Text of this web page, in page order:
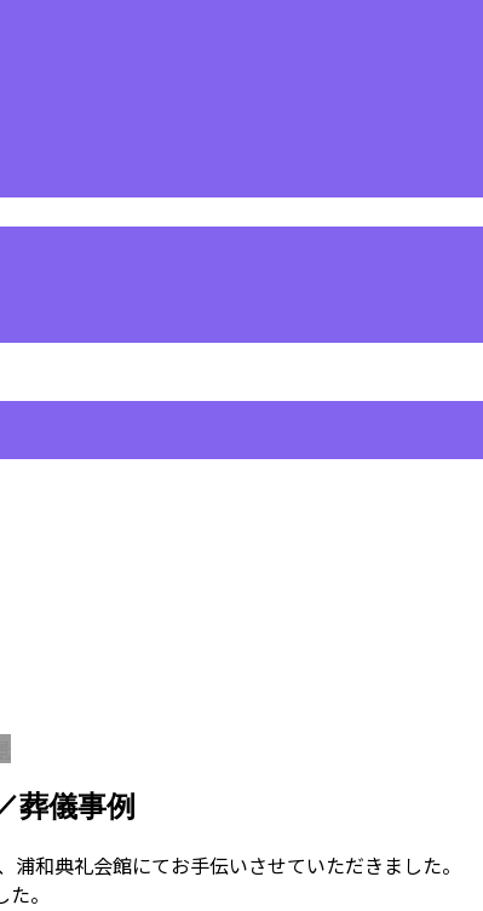
葬儀事例
和典礼会館にてお手伝いさせていただきました。
。